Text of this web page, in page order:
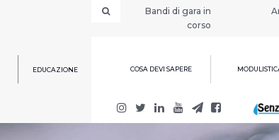
Bandi di gara in
corso
EDUCAZIONE COSA DEVI SAPERE